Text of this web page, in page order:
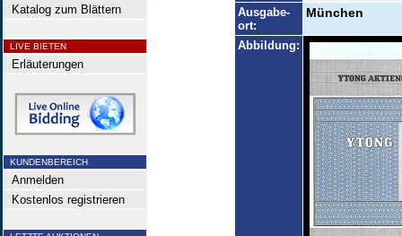
Katalog zum Blättern
LIVE BIETEN
Erläuterungen
KUNDENBEREICH
Anmelden
Kostenlos registrieren
Ausgabe-
ort:
München
Abbildung: